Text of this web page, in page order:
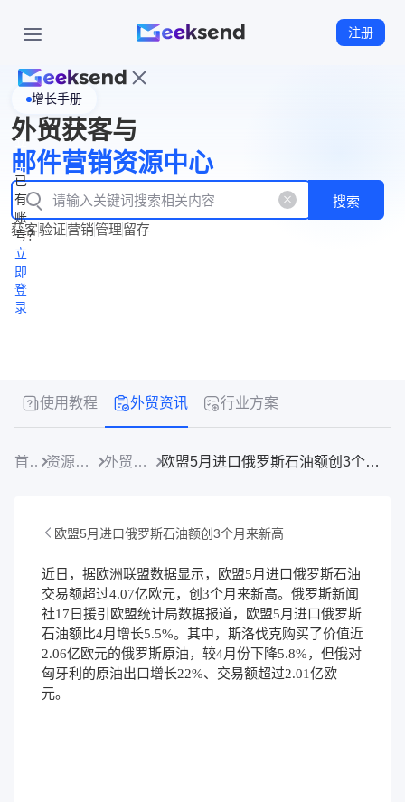
注册
页
WhatsApp
企业号
New
产
品
功
能
产
品
价
格
资
源
中
心
立
即
注
册
已
有
账
号？
立
即
登
录
增长手册
外贸获客与
邮件营销资源中心
搜索
获客验证营销管理留存
使用教程 外贸资讯 行业方案
首页 资源中心 外贸资讯 欧盟5月进口俄罗斯石油额创3个月来新高
欧盟5月进口俄罗斯石油额创3个月来新高
近日，据欧洲联盟数据显示，欧盟5月进口俄罗斯石油
交易额超过4.07亿欧元，创3个月来新高。俄罗斯新闻
社17日援引欧盟统计局数据报道，欧盟5月进口俄罗斯
石油额比4月增长5.5%。其中，斯洛伐克购买了价值近
2.06亿欧元的俄罗斯原油，较4月份下降5.8%，但俄对
匈牙利的原油出口增长22%、交易额超过2.01亿欧
元。